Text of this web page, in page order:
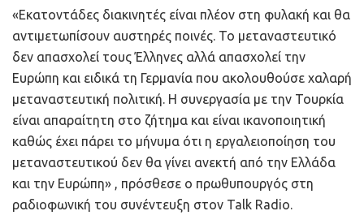
«Εκατοντάδες διακινητές είναι πλέον στη φυλακή και θα
αντιμετωπίσουν αυστηρές ποινές. Το μεταναστευτικό
δεν απασχολεί τους Έλληνες αλλά απασχολεί την
Ευρώπη και ειδικά τη Γερμανία που ακολουθούσε χαλαρή
μεταναστευτική πολιτική. Η συνεργασία με την Τουρκία
είναι απαραίτητη στο ζήτημα και είναι ικανοποιητική
καθώς έχει πάρει το μήνυμα ότι η εργαλειοποίηση του
μεταναστευτικού δεν θα γίνει ανεκτή από την Ελλάδα
και την Ευρώπη» , πρόσθεσε ο πρωθυπουργός στη
ραδιοφωνική του συνέντευξη στον Talk Radio.